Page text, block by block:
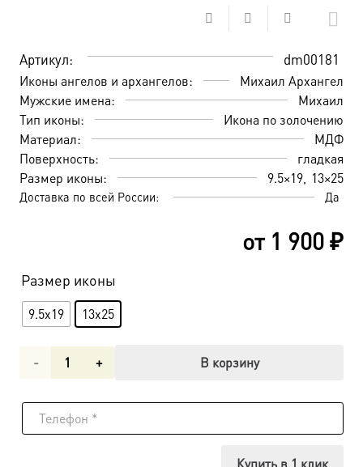
Артикул: dm00181
Иконы ангелов и архангелов:
Михаил Архангел
Мужские имена:
Михаил
Тип иконы:
Икона по золочению
Материал:
МДФ
Поверхность:
гладкая
Размер иконы:
9.5×19 13×25
Доставка по всей России: Да
от 1 900₽
Размер иконы
9.5x19 13x25
Количество
Икона
В корзину
Купить в 1 клик